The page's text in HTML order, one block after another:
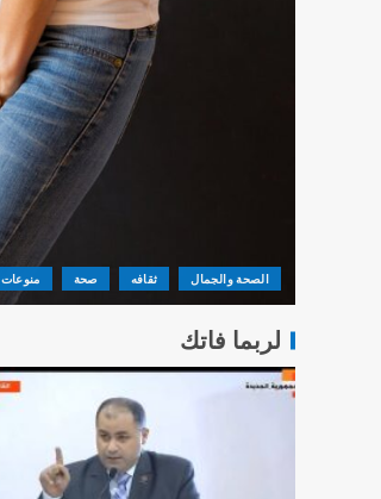
الصحة والجمال ثقافه صحة منوعات
لربما فاتك